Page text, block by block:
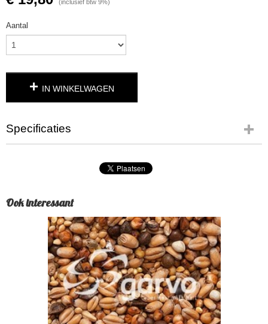
(inclusief btw 9%)
Aantal
IN WINKELWAGEN
Specificaties
Ook interessant